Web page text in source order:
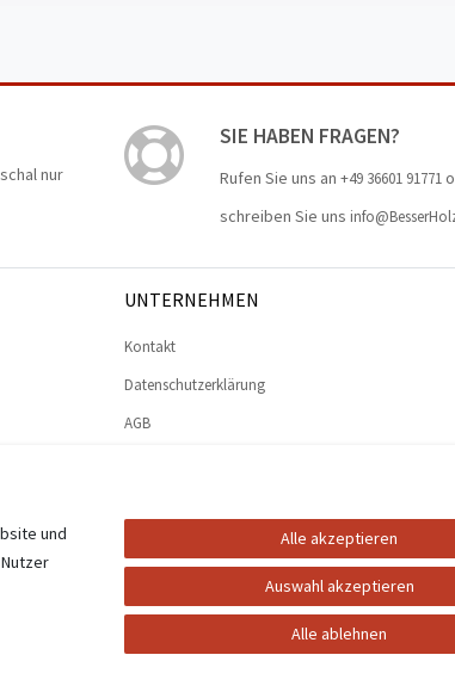
nur
SIE HABEN FRAGEN?
Rufen Sie uns an +49 36601 91771
schreiben Sie uns
UNTERNEHMEN
Kontakt
Datenschutzerklärung
AGB
und
Alle akzeptieren
Auswahl akzeptieren
Alle ablehnen